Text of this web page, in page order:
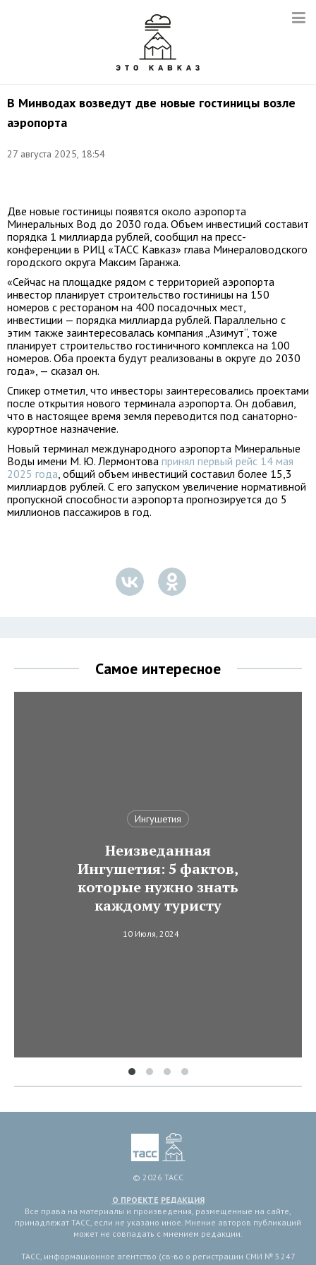
В Минводах возведут две новые гостиницы возле
аэропорта
27 августа 2025, 18:54
Две новые гостиницы появятся около аэропорта
Минеральных Вод до 2030 года. Объем инвестиций составит
порядка 1 миллиарда рублей, сообщил на пресс-
конференции в РИЦ «ТАСС Кавказ» глава Минераловодского
городского округа Максим Гаранжа.
«Сейчас на площадке рядом с территорией аэропорта
инвестор планирует строительство гостиницы на 150
номеров с рестораном на 400 посадочных мест,
инвестиции — порядка миллиарда рублей. Параллельно с
этим также заинтересовалась компания „Азимут“, тоже
планирует строительство гостиничного комплекса на 100
номеров. Оба проекта будут реализованы в округе до 2030
года», — сказал он.
Спикер отметил, что инвесторы заинтересовались проектами
после открытия нового терминала аэропорта. Он добавил,
что в настоящее время земля переводится под санаторно-
курортное назначение.
Новый терминал международного аэропорта Минеральные
Воды имени М. Ю. Лермонтова принял первый рейс 14 мая
2025 года, общий объем инвестиций составил более 15,3
миллиардов рублей. С его запуском увеличение нормативной
пропускной способности аэропорта прогнозируется до 5
миллионов пассажиров в год.
Самое интересное
Ингушетия
Неизведанная
Ингушетия: 5 фактов,
которые нужно знать
каждому туристу
10 Июля, 2024
© 2026 ТАСС
О ПРОЕКТЕ РЕДАКЦИЯ
Все права на материалы и произведения, размещенные на сайте,
принадлежат ТАСС, если не указано иное. Мнение авторов публикаций
может не совпадать с мнением редакции.
ТАСС, информационное агентство (св-во о регистрации СМИ № 3 247